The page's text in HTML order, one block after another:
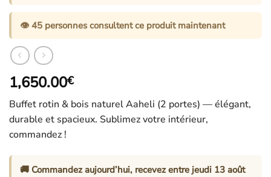
👁️45 personnes consultent ce produit maintenant
1,650.00€
Buffet rotin & bois naturel Aaheli (2 portes) — élégant,
durable et spacieux. Sublimez votre intérieur,
commandez !
🚚 Commandez aujourd’hui, recevez entre jeudi 13 août